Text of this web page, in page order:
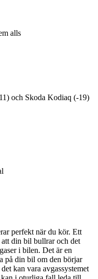
alls
och Skoda Kodiaq (-19)
perfekt när du kör. Ett
att din bil bullrar och det
i bilen. Det är en
på din bil om den börjar
kan vara avgassystemet